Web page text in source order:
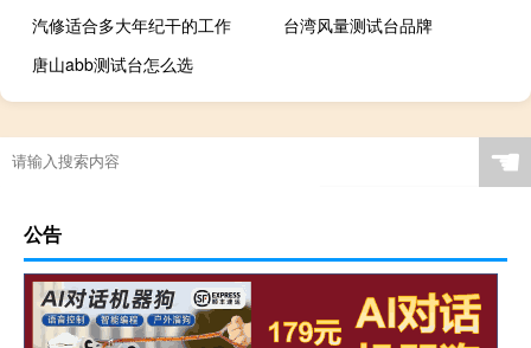
汽修适合多大年纪干的工作
台湾风量测试台品牌
唐山abb测试台怎么选
☚
公告